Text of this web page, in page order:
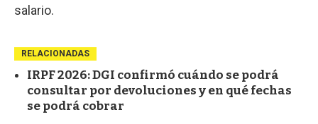
salario.
RELACIONADAS
IRPF 2026: DGI confirmó cuándo se podrá
consultar por devoluciones y en qué fechas
se podrá cobrar